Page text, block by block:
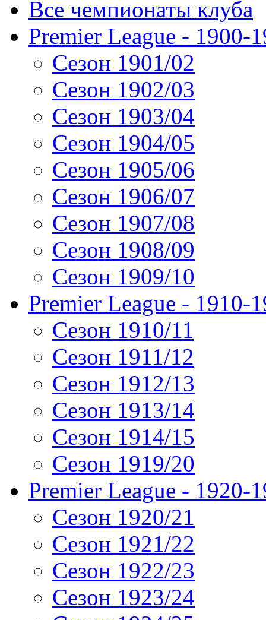
Все чемпионаты клуба
Premier League - 1900-
Сезон 1901/02
Сезон 1902/03
Сезон 1903/04
Сезон 1904/05
Сезон 1905/06
Сезон 1906/07
Сезон 1907/08
Сезон 1908/09
Сезон 1909/10
Premier League - 1910-
Сезон 1910/11
Сезон 1911/12
Сезон 1912/13
Сезон 1913/14
Сезон 1914/15
Сезон 1919/20
Premier League - 1920-
Сезон 1920/21
Сезон 1921/22
Сезон 1922/23
Сезон 1923/24